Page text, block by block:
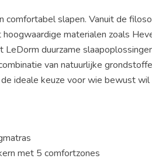
comfortabel slapen. Vanuit de
materialen zoals
duurzame
van natuurlijke
ideale keuze voor wie bewust wil
met 5 comfortzones